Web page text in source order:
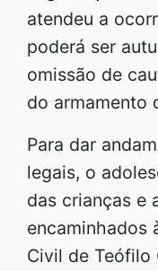
atendeu a
poderá ser
omissão de
do armamento
Para dar
legais, o
das crianças e
encaminhados
Civil de Teófilo